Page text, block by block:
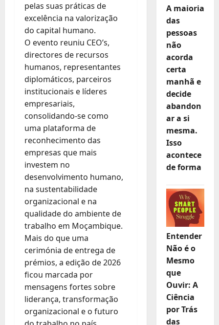
pelas suas práticas de
excelência na valorização
do capital humano.
O evento reuniu CEO’s,
directores de recursos
humanos, representantes
diplomáticos, parceiros
institucionais e líderes
empresariais,
consolidando-se como
uma plataforma de
reconhecimento das
empresas que mais
investem no
desenvolvimento humano,
na sustentabilidade
organizacional e na
qualidade do ambiente de
trabalho em Moçambique.
Mais do que uma
cerimónia de entrega de
prémios, a edição de 2026
ficou marcada por
mensagens fortes sobre
liderança, transformação
organizacional e o futuro
A maioria
das
pessoas
não
acorda
certa
manhã e
decide
abandon
ar a si
mesma.
Isso
acontece
de forma
Entender
Não é o
Mesmo
que
Ouvir: A
Ciência
por Trás
das